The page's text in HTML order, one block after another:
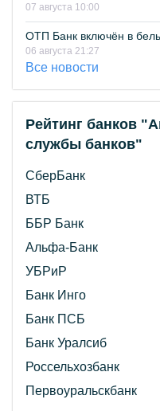
07 августа 10:00
ОТП Банк включён в
06 августа 21:27
Все новости
Рейтинг банков
службы банков"
СберБанк
ВТБ
ББР Банк
Альфа-Банк
УБРиР
Банк Инго
Банк ПСБ
Банк Уралсиб
Россельхозбанк
Первоуральскбанк